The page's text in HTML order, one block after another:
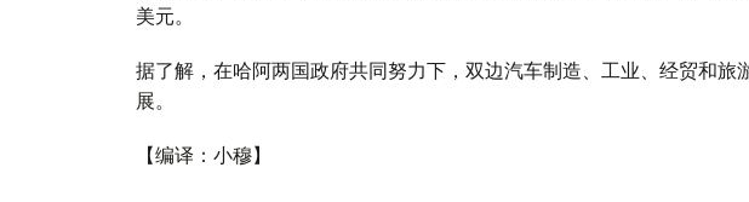
美元。
据了解，在哈阿两国政府共同努力下，双边汽车制造、工业、经贸和旅
展。
【编译：小穆】